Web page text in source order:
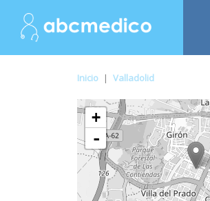
Inicio | Valladolid
+
-